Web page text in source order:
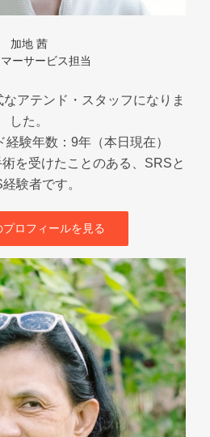
加地 茜
ーサービス担当
アテンド・スタッフになりま
した。
験年数：9年（本日現在）
を受けたことのある、SRSと
験者です。
プロフィールを見る